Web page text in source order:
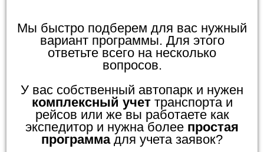
Мы быстро подберем для вас нужный
вариант программы. Для этого
ответьте всего на несколько
вопросов.
У вас собственный автопарк и нужен
комплексный учеттранспорта и
рейсов или же вы работаете как
экспедитор и нужна более простая
программадля учета заявок?